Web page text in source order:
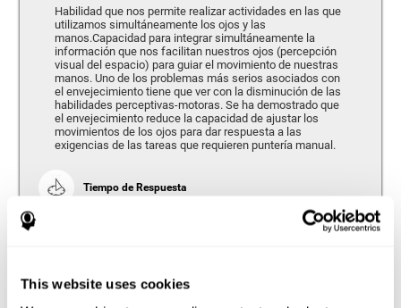
This website uses cookies
Habilidad que nos permite realizar actividades en las que
utilizamos simultáneamente los ojos y las
manos.Capacidad para integrar simultáneamente la
información que nos facilitan nuestros ojos (percepción
visual del espacio) para guiar el movimiento de nuestras
manos. Uno de los problemas más serios asociados con
el envejecimiento tiene que ver con la disminución de las
habilidades perceptivas-motoras. Se ha demostrado que
el envejecimiento reduce la capacidad de ajustar los
movimientos de los ojos para dar respuesta a las
exigencias de las tareas que requieren puntería manual.
Tiempo de Respuesta
Se refiere a la cantidad de tiempo que transcurre desde el
momento en que nuestro cerebro percibe un estímulo
tiempo para responder a una misma exigencia.